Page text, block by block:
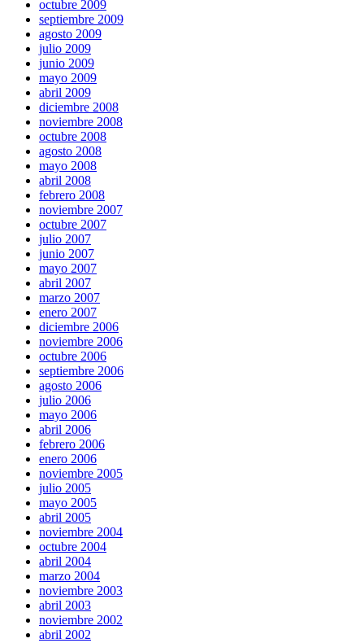
octubre 2009
septiembre 2009
agosto 2009
julio 2009
junio 2009
mayo 2009
abril 2009
diciembre 2008
noviembre 2008
octubre 2008
agosto 2008
mayo 2008
abril 2008
febrero 2008
noviembre 2007
octubre 2007
julio 2007
junio 2007
mayo 2007
abril 2007
marzo 2007
enero 2007
diciembre 2006
noviembre 2006
octubre 2006
septiembre 2006
agosto 2006
julio 2006
mayo 2006
abril 2006
febrero 2006
enero 2006
noviembre 2005
julio 2005
mayo 2005
abril 2005
noviembre 2004
octubre 2004
abril 2004
marzo 2004
noviembre 2003
abril 2003
noviembre 2002
abril 2002